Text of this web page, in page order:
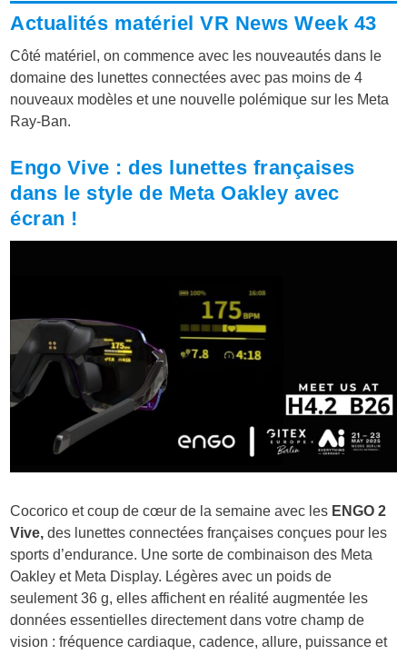
Actualités matériel VR News Week 43
Côté matériel, on commence avec les nouveautés dans le
domaine des lunettes connectées avec pas moins de 4
nouveaux modèles et une nouvelle polémique sur les Meta
Ray-Ban.
Engo Vive : des lunettes françaises
dans le style de Meta Oakley avec
écran !
Cocorico et coup de cœur de la semaine avec les ENGO 2
Vive,des lunettes connectées françaises conçues pour les
sports d’endurance. Une sorte de combinaison des Meta
Oakley et Meta Display. Légères avec un poids de
seulement 36 g, elles affichent en réalité augmentée les
données essentielles directement dans votre champ de
vision : fréquence cardiaque, cadence, allure, puissance et